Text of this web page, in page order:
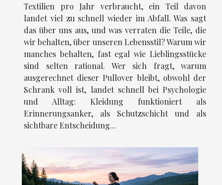
Textilien pro Jahr verbraucht, ein Teil davon
landet viel zu schnell wieder im Abfall. Was sagt
das über uns aus, und was verraten die Teile, die
wir behalten, über unseren Lebensstil? Warum wir
manches behalten, fast egal wie Lieblingsstücke
sind selten rational. Wer sich fragt, warum
ausgerechnet dieser Pullover bleibt, obwohl der
Schrank voll ist, landet schnell bei Psychologie
und Alltag: Kleidung funktioniert als
Erinnerungsanker, als Schutzschicht und als
sichtbare Entscheidung...